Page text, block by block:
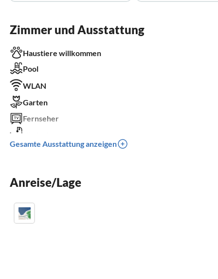
Zimmer und Ausstattung
Haustiere willkommen
Pool
WLAN
Garten
Fernseher
Klimaanlage
Gesamte Ausstattung anzeigen
Anreise/Lage